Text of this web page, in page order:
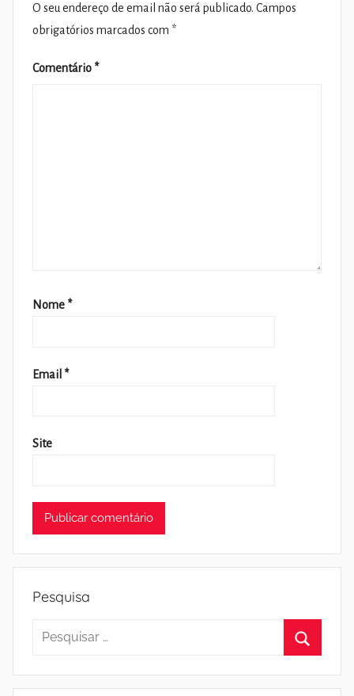
O seu endereço de email não será publicado. Campos
obrigatórios marcados com *
Comentário *
Nome *
Email *
Site
Pesquisa
Pesquisar